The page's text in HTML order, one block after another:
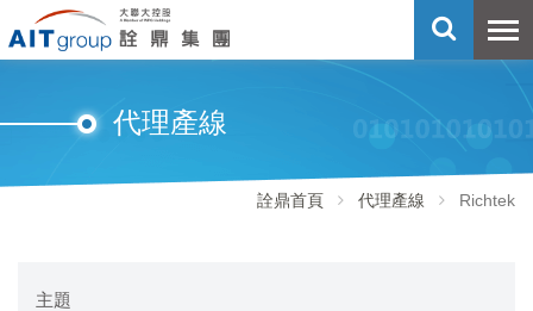
代理產線
詮鼎首頁 代理產線 Richtek
主題